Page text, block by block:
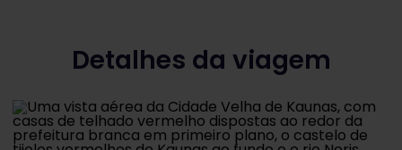
Detalhes da viagem